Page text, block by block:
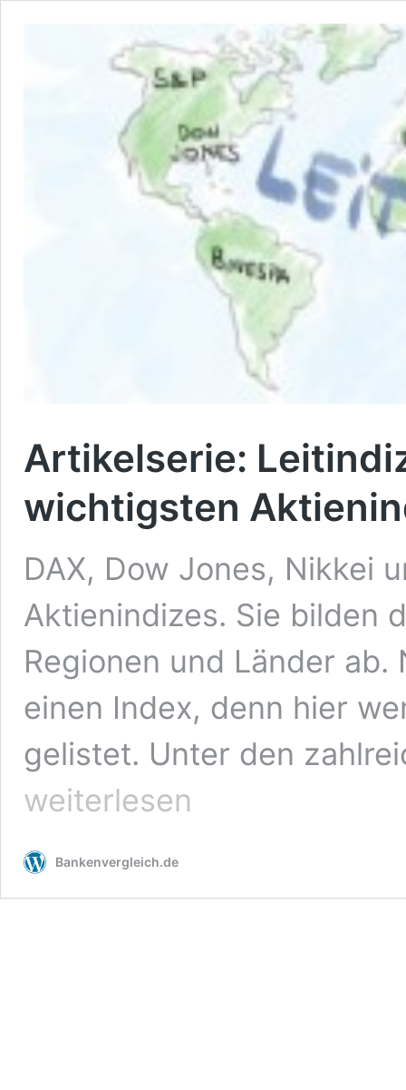
Artikelserie:
wichtigsten
DAX, Dow Jones, Nikkei
Aktienindizes. Sie bilden
Regionen und Länder
einen Index, denn hier
gelistet. Unter den
weiterlesen
Bankenvergleich.de